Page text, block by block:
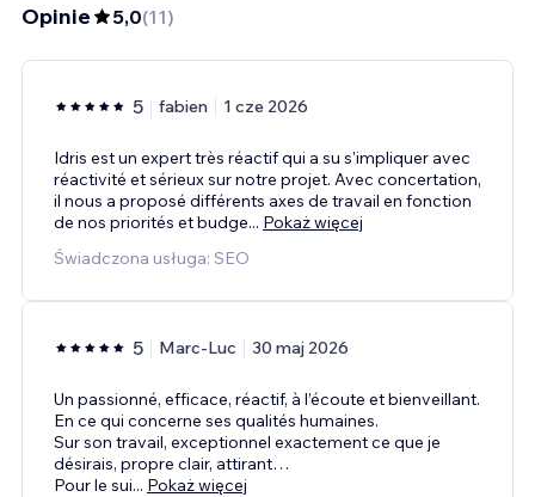
Opinie 5,0(11)
5 fabien 1 cze 2026
Idris est un expert très réactif qui a su s'impliquer avec
réactivité et sérieux sur notre projet. Avec concertation,
il nous a proposé différents axes de travail en fonction
de nos priorités et budge... Pokaż więcej
Świadczona usługa: SEO
5 Marc-Luc 30 maj 2026
Un passionné, efficace, réactif, à l’écoute et bienveillant.
En ce qui concerne ses qualités humaines.
Sur son travail, exceptionnel exactement ce que je
désirais, propre clair, attirant…
Pour le sui... Pokaż więcej